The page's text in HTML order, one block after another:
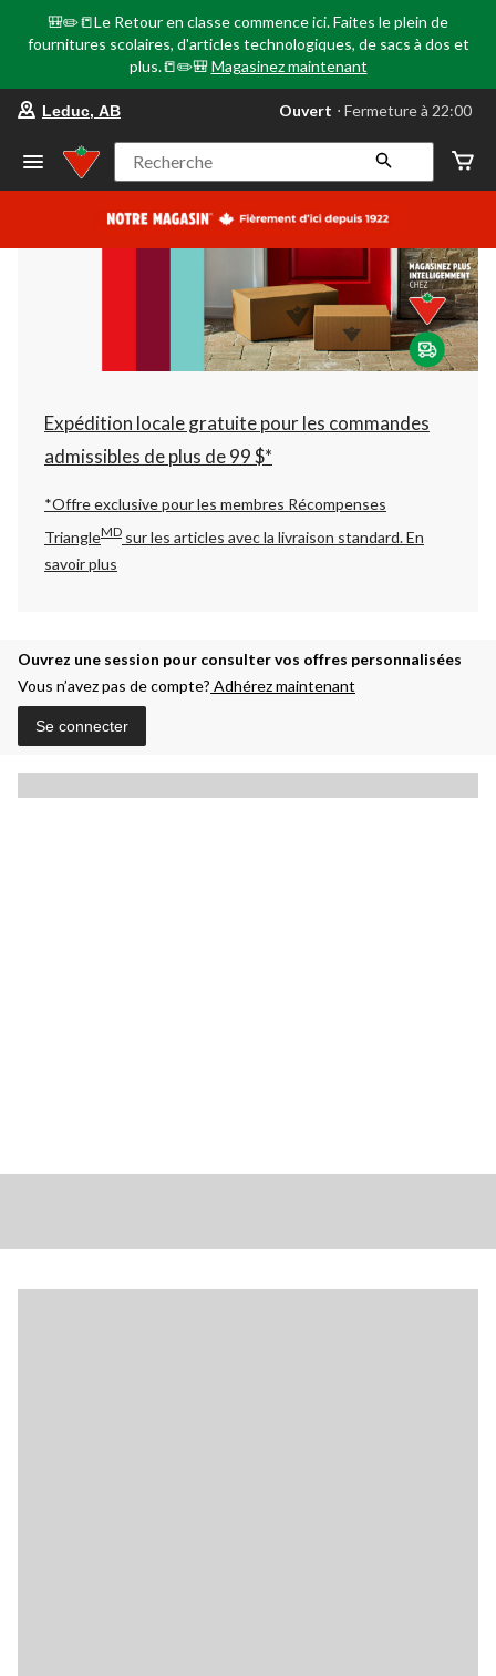
🎒✏️📒Le Retour en classe commence ici. Faites le plein de
fournitures scolaires, d'articles technologiques, de sacs à dos et
plus.📒✏️🎒 Magasinez maintenant
votre
préféré
Leduc,
AB,
courament
Fermeture
à
22:00
cliquer
pour
changer
Leduc, AB Ouvert ⋅ Fermeture à 22:00
Recherche
Expédition locale gratuite pour les commandes
admissibles de plus de 99 $*
*Offre exclusive pour les membres Récompenses
TriangleMD sur les articles avec la livraison standard.En
savoir plus
Ouvrez une session pour consulter vos offres personnalisées
Vous n’avez pas de compte? Adhérez maintenant
Se connecter